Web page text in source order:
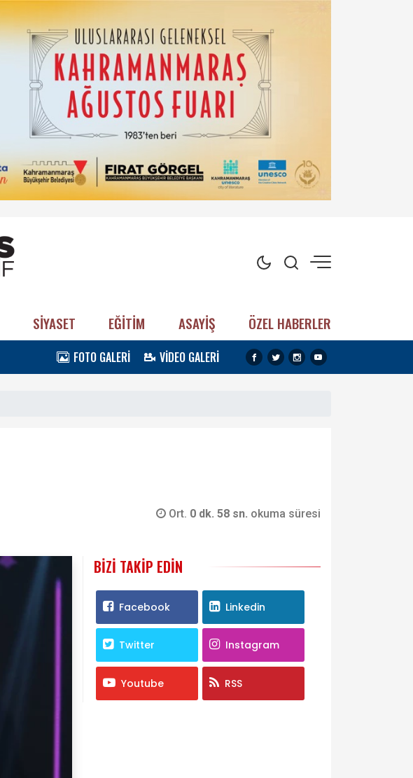
SİYASET EĞİTİM ASAYİŞ ÖZEL HABERLER
FOTO GALERİ VİDEO GALERİ
Ort. 0 dk. 58 sn. okuma süresi
BIZI TAKIP EDIN
Facebook Linkedin
Twitter Instagram
Youtube RSS